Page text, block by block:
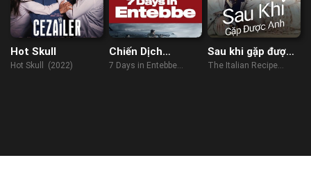
Hot Skull
Hot Skull (2022)
Chiến Dịch
Entebbe
7 Days in Entebbe
Sau khi gặp được
anh
The Italian Recipe